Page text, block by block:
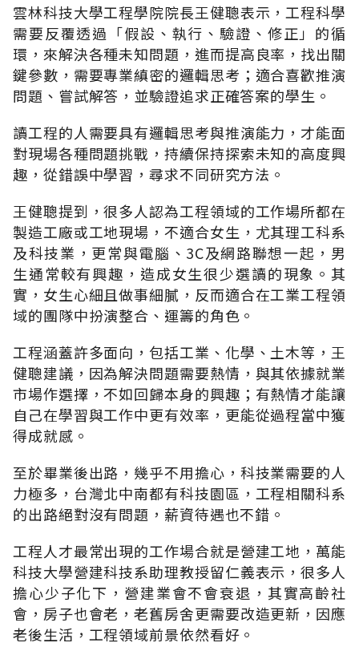
雲林科技大學工程學院院長王健聰表示，工程科學
需要反覆透過「假設、執行、驗證、修正」的循
環，來解決各種未知問題，進而提高良率，找出關
鍵參數，需要專業縝密的邏輯思考；適合喜歡推演
問題、嘗試解答，並驗證追求正確答案的學生。
讀工程的人需要具有邏輯思考與推演能力，才能面
對現場各種問題挑戰，持續保持探索未知的高度興
趣，從錯誤中學習，尋求不同研究方法。
王健聰提到，很多人認為工程領域的工作場所都在
製造工廠或工地現場，不適合女生，尤其理工科系
及科技業，更常與電腦、3C及網路聯想一起，男
生通常較有興趣，造成女生很少選讀的現象。其
實，女生心細且做事細膩，反而適合在工業工程領
域的團隊中扮演整合、運籌的角色。
工程涵蓋許多面向，包括工業、化學、土木等，王
健聰建議，因為解決問題需要熱情，與其依據就業
市場作選擇，不如回歸本身的興趣；有熱情才能讓
自己在學習與工作中更有效率，更能從過程當中獲
得成就感。
至於畢業後出路，幾乎不用擔心，科技業需要的人
力極多，台灣北中南都有科技園區，工程相關科系
的出路絕對沒有問題，薪資待遇也不錯。
工程人才最常出現的工作場合就是營建工地，萬能
科技大學營建科技系助理教授留仁義表示，很多人
擔心少子化下，營建業會不會衰退，其實高齡社
會，房子也會老，老舊房舍更需要改造更新，因應
老後生活，工程領域前景依然看好。